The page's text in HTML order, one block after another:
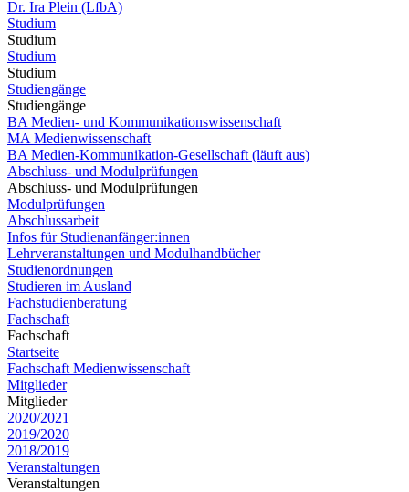
Dr. Ira Plein (LfbA)
Studium
Studium
Studium
Studium
Studiengänge
Studiengänge
BA Medien- und Kommunikationswissenschaft
MA Medienwissenschaft
BA Medien-Kommunikation-Gesellschaft (läuft aus)
Abschluss- und Modulprüfungen
Abschluss- und Modulprüfungen
Modulprüfungen
Abschlussarbeit
Infos für Studienanfänger:innen
Lehrveranstaltungen und Modulhandbücher
Studienordnungen
Studieren im Ausland
Fachstudienberatung
Fachschaft
Fachschaft
Startseite
Fachschaft Medienwissenschaft
Mitglieder
Mitglieder
2020/2021
2019/2020
2018/2019
Veranstaltungen
Veranstaltungen